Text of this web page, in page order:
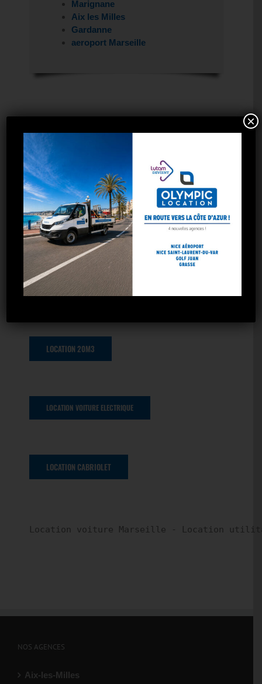
Marignane
Aix les Milles
Gardanne
aeroport Marseille
LOCATION CAMION DÉMÉNAGEMENT
LOCATION 4×4
LOCATION TWIZY
LOCATION 20M3
LOCATION VOITURE ELECTRIQUE
LOCATION CABRIOLET
Location voiture Marseille - Location
NOS AGENCES
Aix-les-Milles
×